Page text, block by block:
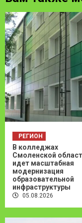
РЕГИОН
В колледжах
Смоленской
идет масштабная
модернизация
образовательной
инфраструктуры
05.08.2026